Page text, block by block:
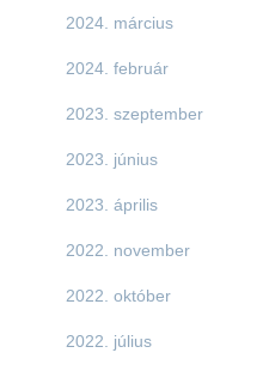
2024. március
2024. február
2023. szeptember
2023. június
2023. április
2022. november
2022. október
2022. július